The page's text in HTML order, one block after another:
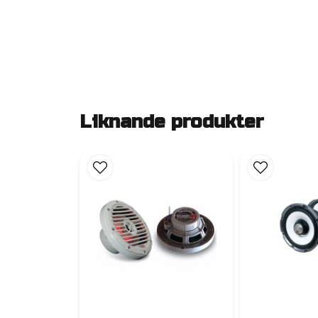
Liknande produkter